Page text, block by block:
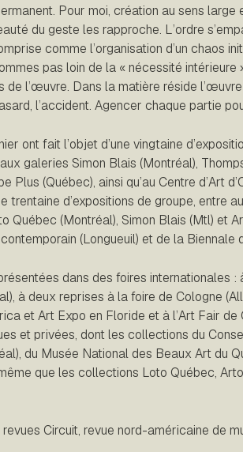
Pour moi, création au sens
du geste les rapproche. L’ordre
comme l’organisation d’un chaos
pas loin de la « nécessité
de l’œuvre. Dans la matière réside
l’accident. Agencer chaque partie
ont fait l’objet d’une vingtaine
galeries Simon Blais (Montréal),
Plus (Québec), ainsi qu’au Centre d’Art
trentaine d’expositions de groupe, entre
Québec (Montréal), Simon Blais (Mtl) et
(Longueuil) et de la Biennale
dans des foires internationales :
à deux reprises à la foire de Cologne
et Art Expo en Floride et à l’Art Fair
et privées, dont les collections du
du Musée National des Beaux Art du
que les collections Loto Québec,
Circuit, revue nord-américaine de